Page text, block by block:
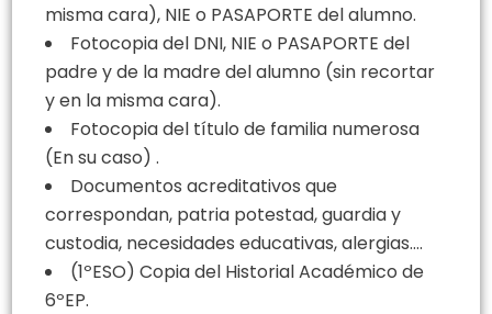
misma cara), NIE o PASAPORTE del alumno.
Fotocopia del DNI, NIE o PASAPORTE del
padre y de la madre del alumno (sin recortar
y en la misma cara).
Fotocopia del título de familia numerosa
(En su caso) .
Documentos acreditativos que
correspondan, patria potestad, guardia y
custodia, necesidades educativas, alergias….
(1ºESO) Copia del Historial Académico de
6ºEP.